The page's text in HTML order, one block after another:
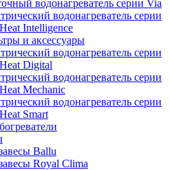
водонагреватель серии Via
водонагреватель серии
Intelligence
и аксессуары
водонагреватель серии
Digital
водонагреватель серии
Mechanic
водонагреватель серии
Smart
Ballu
Royal Clima